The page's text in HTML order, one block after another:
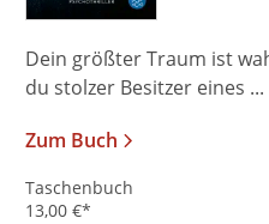
Dein größter Traum ist
du stolzer Besitzer eines ...
Zum Buch
Taschenbuch
13,00 €*